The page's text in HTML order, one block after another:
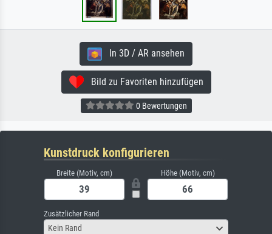
In 3D / AR ansehen
Bild zu Favoriten hinzufügen
0 Bewertungen
Kunstdruck konfigurieren
Breite (Motiv, cm) Höhe (Motiv, cm)
Zusätzlicher Rand
Kein Rand